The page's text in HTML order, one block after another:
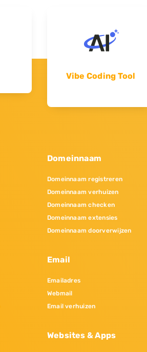
Vibe Coding Tool
Domeinnaam
Domeinnaam registreren
Domeinnaam verhuizen
Domeinnaam checken
Domeinnaam extensies
Domeinnaam doorverwijzen
Email
Emailadres
Webmail
Email verhuizen
Websites & Apps